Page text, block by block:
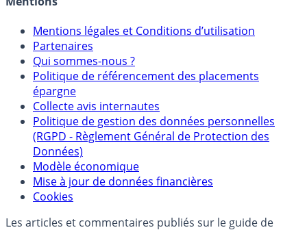
Mentions légales et Conditions d’utilisation
Partenaires
Qui sommes-nous ?
Politique de référencement des placements
épargne
Collecte avis internautes
Politique de gestion des données personnelles
(RGPD - Règlement Général de Protection des
Données)
Modèle économique
Mise à jour de données financières
Cookies
Les articles et commentaires publiés sur le guide de